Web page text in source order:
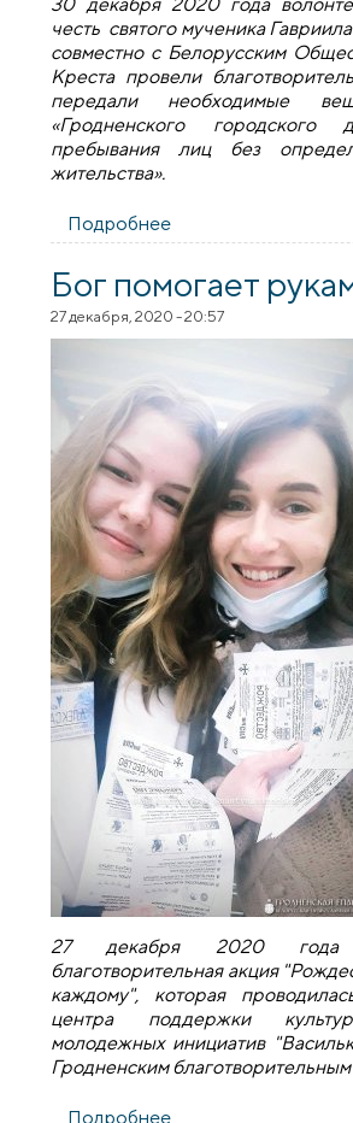
честь святого мученика
совместно с Белорусским
Креста провели
передали необходимые
«Гродненского городского
пребывания лиц без
жительства».
Подробнее
братства при
провели
нуждающихся
Бог помогает
27 декабря, 2020 - 20:57
27 декабря 2020 года
благотворительная акция
каждому", которая
центра поддержки
молодежных инициатив
Гродненским
Подробнее